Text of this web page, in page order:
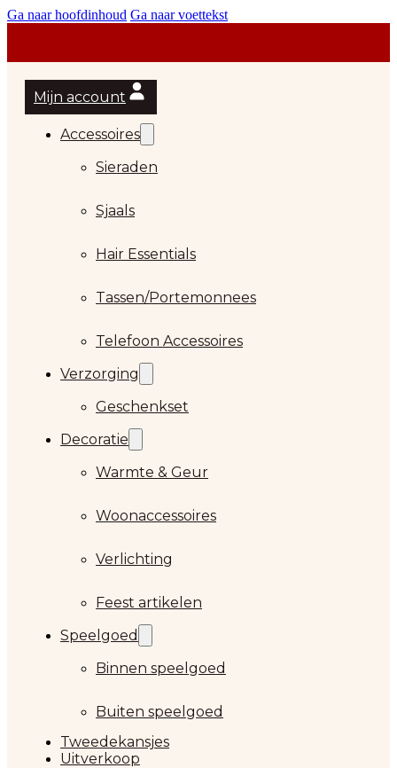
Ga naar hoofdinhoud Ga naar voettekst
Mijn account
Accessoires
Sieraden
Sjaals
Hair Essentials
Tassen/Portemonnees
Telefoon Accessoires
Verzorging
Geschenkset
Decoratie
Warmte & Geur
Woonaccessoires
Verlichting
Feest artikelen
Speelgoed
Binnen speelgoed
Buiten speelgoed
Tweedekansjes
Uitverkoop